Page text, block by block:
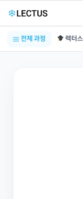
전체 과정